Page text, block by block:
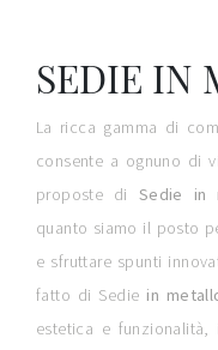
SEDIE IN
La ricca gamma di
consente a ognuno di
proposte di Sedie in
quanto siamo il posto
e sfruttare spunti
fatto di Sedie in
estetica e